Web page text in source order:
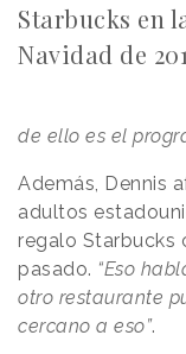
Starbucks en
Navidad de
de ello es el
Además, Dennis
adultos
regalo Starbucks
pasado. “Eso
otro restaurante
cercano a eso”.